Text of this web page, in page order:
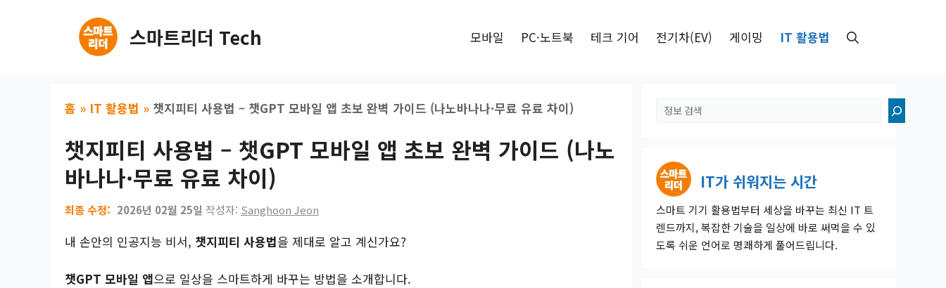
스마트리더 Tech 모바일 PC·노트북 테크 기어 전기차(EV) 게이밍 IT 활용법
홈 » IT 활용법 » 챗지피티 사용법 – 챗GPT 모바일 앱 초보 완벽 가이드 (나노바나나·무료 유료 차이)
챗지피티 사용법 – 챗GPT 모바일 앱 초보 완벽 가이드 (나노
바나나·무료 유료 차이)
2026년 02월 25일 작성자: Sanghoon Jeon
내 손안의 인공지능 비서, 챗지피티 사용법을 제대로 알고 계신가요?
챗GPT 모바일 앱으로 일상을 스마트하게 바꾸는 방법을 소개합니다.
검
IT가 쉬워지는 시간
스마트 기기 활용법부터 세상을 바꾸는 최신 IT 트
렌드까지, 복잡한 기술을 일상에 바로 써먹을 수 있
도록 쉬운 언어로 명쾌하게 풀어드립니다.